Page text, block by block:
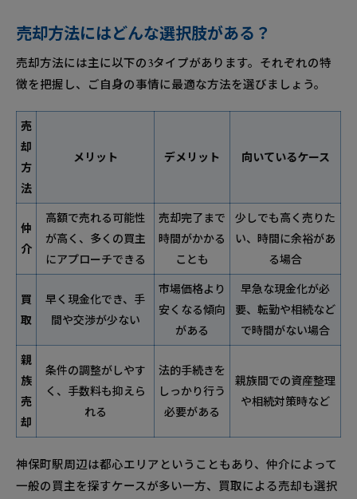
売却方法にはどんな選択肢がある？
売却方法には主に以下の3タイプがあります。それぞれの特
徴を把握し、ご自身の事情に最適な方法を選びましょう。
売
却
方
法
メリット デメリット 向いているケース
仲
介
高額で売れる可能性
が高く、多くの買主
にアプローチできる
売却完了まで
時間がかかる
ことも
少しでも高く売りた
い、時間に余裕があ
る場合
買
取
早く現金化でき、手
間や交渉が少ない
市場価格より
安くなる傾向
がある
早急な現金化が必
要、転勤や相続など
で時間がない場合
親
族
売
却
条件の調整がしやす
く、手数料も抑えら
れる
法的手続きを
しっかり行う
必要がある
親族間での資産整理
や相続対策時など
神保町駅周辺は都心エリアということもあり、仲介によって
一般の買主を探すケースが多い一方、買取による売却も選択